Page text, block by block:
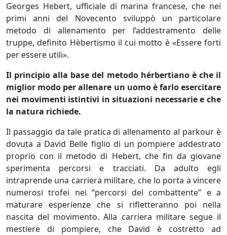
Georges Hebert, ufficiale di marina francese, che nei
primi anni del Novecento sviluppò un particolare
metodo di allenamento per l’addestramento delle
truppe, definito Hèbertismo il cui motto è «Essere forti
per essere utili».
Il principio alla base del metodo hérbertiano è che il
miglior modo per allenare un uomo è farlo esercitare
nei movimenti istintivi in situazioni necessarie e che
la natura richiede.
Il passaggio da tale pratica di allenamento al parkour è
dovuta a David Belle figlio di un pompiere addestrato
proprio con il metodo di Hebert, che fin da giovane
sperimenta percorsi e tracciati. Da adulto egli
intraprende una carriera militare, che lo porta a vincere
numerosi trofei nei “percorsi del combattente” e a
maturare esperienze che si rifletteranno poi nella
nascita del movimento. Alla carriera militare segue il
mestiere di pompiere, che David è costretto ad